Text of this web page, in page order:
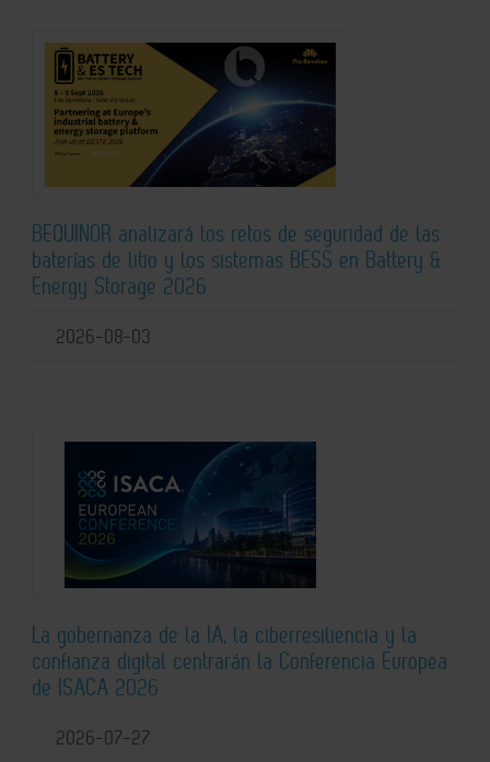
BEQUINOR analizará los retos de seguridad de las
baterías de litio y los sistemas BESS en Battery &
Energy Storage 2026
2026-08-03
La gobernanza de la IA, la ciberresiliencia y la
confianza digital centrarán la Conferencia Europea
de ISACA 2026
2026-07-27